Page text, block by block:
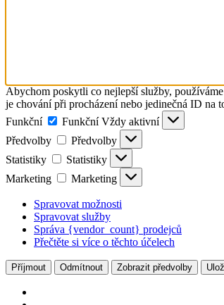
Abychom poskytli co nejlepší služby,
je chování při procházení nebo jedinečná ID na
Funkční
Funkční Vždy aktivní
Předvolby
Předvolby
Statistiky
Statistiky
Marketing
Marketing
Spravovat možnosti
Spravovat služby
Správa {vendor_count} prodejců
Přečtěte si více o těchto účelech
Příjmout Odmítnout Zobrazit předvolby